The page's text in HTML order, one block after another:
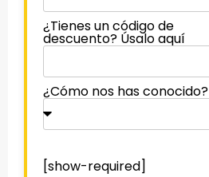
¿Tienes un código de
descuento? Úsalo aquí
¿Cómo nos has conocido?
[show-required]